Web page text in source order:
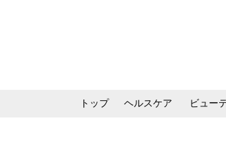
トップ ヘルスケア ビュー